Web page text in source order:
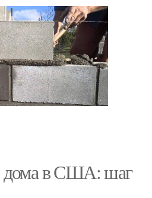
дома в США: шаг